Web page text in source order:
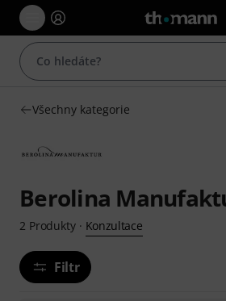
Všechny kategorie
Berolina
2 Produkty· Konzultace
Filtr